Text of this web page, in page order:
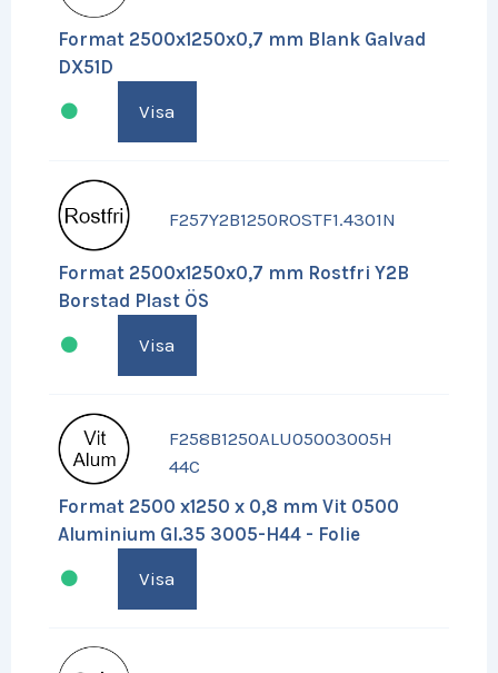
Format 2500x1250x0,7 mm Blank Galvad
DX51D
Visa
F257Y2B1250ROSTF1.4301N
Format 2500x1250x0,7 mm Rostfri Y2B
Borstad Plast ÖS
Visa
F258B1250ALU05003005H
44C
Format 2500 x1250 x 0,8 mm Vit 0500
Aluminium Gl.35 3005-H44 - Folie
Visa